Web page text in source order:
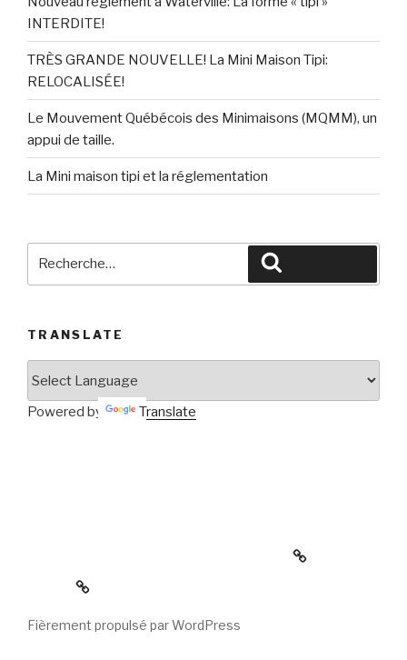
INTERDITE!
TRÈS GRANDE NOUVELLE! La Mini Maison Tipi:
RELOCALISÉE!
Le Mouvement Québécois des Minimaisons (MQMM), un
appui de taille.
La Mini maison tipi et la réglementation
TRANSLATE
Powered by Translate
CHANCE de vous y intéresser!
photos
Fièrement propulsé par WordPress